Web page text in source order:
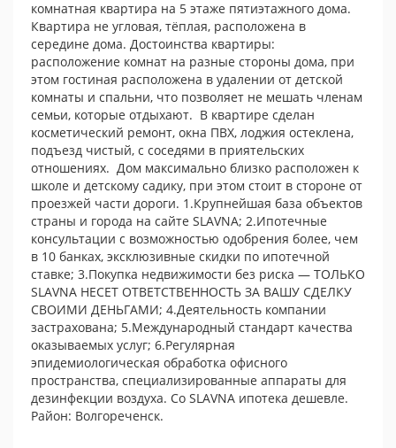
комнатная квартира на 5 этаже пятиэтажного дома.
Квартира не угловая, тёплая, расположена в
середине дома. Достоинства квартиры:
расположение комнат на разные стороны дома, при
этом гостиная расположена в удалении от детской
комнаты и спальни, что позволяет не мешать членам
семьи, которые отдыхают. В квартире сделан
косметический ремонт, окна ПВХ, лоджия остеклена,
подъезд чистый, с соседями в приятельских
отношениях. Дом максимально близко расположен к
школе и детскому садику, при этом стоит в стороне от
проезжей части дороги. 1.Крупнейшая база объектов
страны и города на сайте SLAVNA; 2.Ипотечные
консультации с возможностью одобрения более, чем
в 10 банках, эксклюзивные скидки по ипотечной
ставке; 3.Покупка недвижимости без риска — ТОЛЬКО
SLAVNA НЕСЕТ ОТВЕТСТВЕННОСТЬ ЗА ВАШУ СДЕЛКУ
СВОИМИ ДЕНЬГАМИ; 4.Деятельность компании
застрахована; 5.Международный стандарт качества
оказываемых услуг; 6.Регулярная
эпидемиологическая обработка офисного
пространства, специализированные аппараты для
дезинфекции воздуха. Cо SLAVNA ипотека дешевле.
Район: Волгореченск.